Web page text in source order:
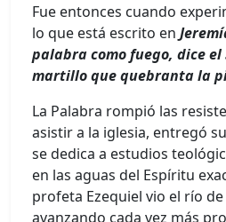
Fue entonces cuando
lo que está escrito en
palabra como fuego, dice el
martillo que quebranta la
La Palabra rompió las
asistir a la iglesia, entregó
se dedica a estudios
en las aguas del Espíritu
profeta Ezequiel vio el río
avanzando cada vez más